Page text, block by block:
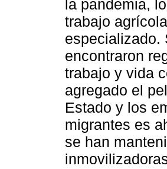
la pandemia,
trabajo
especializado.
encontraron
trabajo y vida
agregado el
Estado y los
migrantes es
se han